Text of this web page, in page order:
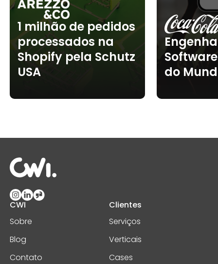
1 milhão de pedidos
processados na
Shopify pela Schutz
USA
do
CWI
Sobre
Blog
Contato
Clientes
Serviços
Verticais
Cases